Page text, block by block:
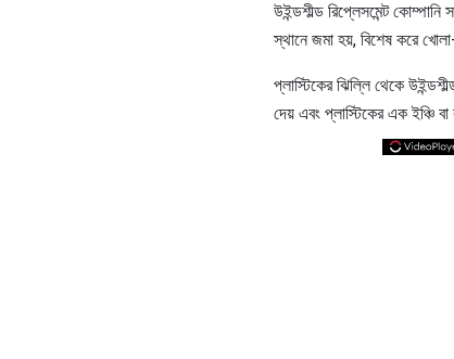
উইন্ডশীল্ড রিপ্লেসমেন্ট কোম্পানি
স্থানে জমা হয়, বিশেষ করে
প্লাস্টিকের ঝিল্লি থেকে
দেয় এবং প্লাস্টিকের এক ইঞ্চি